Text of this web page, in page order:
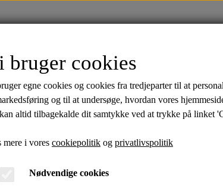
Skjorter
Bambus
- 5 Pack
Bambus
bruger cookies
egne cookies og cookies fra tredjeparter til at
og til at undersøge, hvordan vores
altid tilbagekalde dit samtykke ved at trykke på linket
i vores cookiepolitik og privatlivspolitik
Nødvendige cookies